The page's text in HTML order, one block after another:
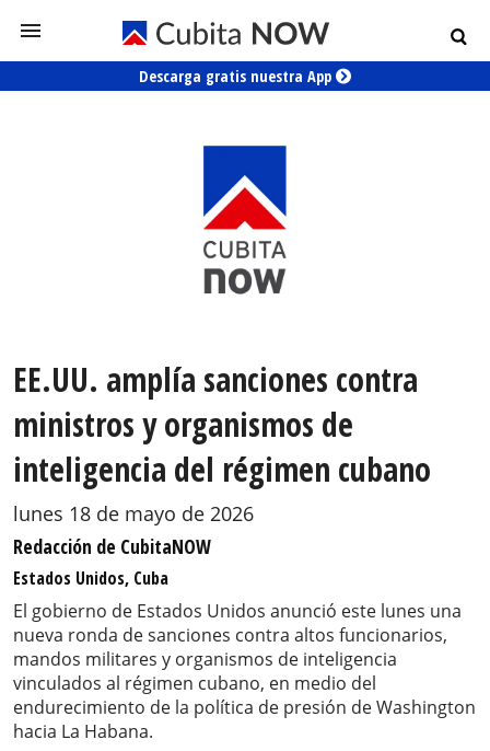
Descarga gratis nuestra App
EE.UU. amplía sanciones contra
ministros y organismos de
inteligencia del régimen cubano
lunes 18 de mayo de 2026
Redacción de CubitaNOW
Estados Unidos, Cuba
El gobierno de Estados Unidos anunció este lunes una
nueva ronda de sanciones contra altos funcionarios,
mandos militares y organismos de inteligencia
vinculados al régimen cubano, en medio del
endurecimiento de la política de presión de Washington
hacia La Habana.